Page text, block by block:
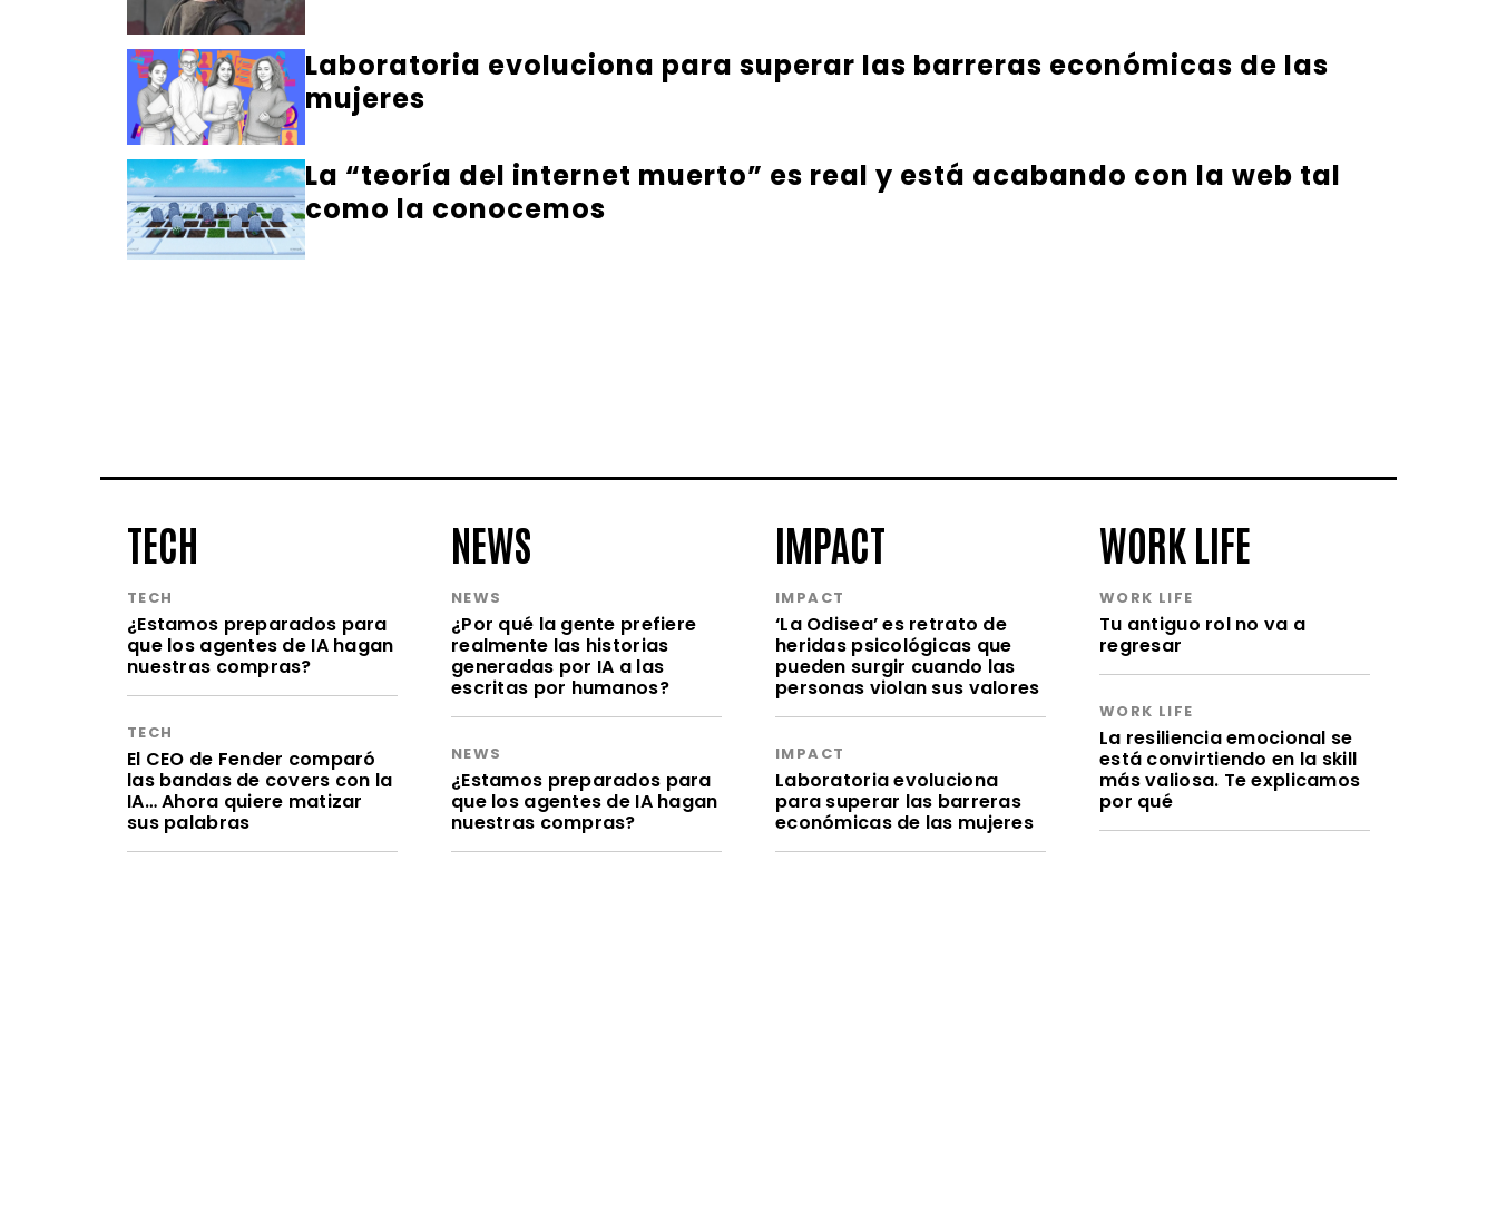
Laboratoria evoluciona para superar las barreras económicas de las
mujeres
La “teoría del internet muerto” es real y está acabando con la web tal
como la conocemos
TECH
TECH
¿Estamos preparados para
que los agentes de IA hagan
nuestras compras?
TECH
El CEO de Fender comparó
las bandas de covers con la
IA… Ahora quiere matizar
sus palabras
NEWS
NEWS
¿Por qué la gente prefiere
realmente las historias
generadas por IA a las
escritas por humanos?
NEWS
¿Estamos preparados para
que los agentes de IA hagan
nuestras compras?
IMPACT
IMPACT
‘La Odisea’ es retrato de
heridas psicológicas que
pueden surgir cuando las
personas violan sus valores
IMPACT
Laboratoria evoluciona
para superar las barreras
económicas de las mujeres
WORK LIFE
WORK LIFE
Tu antiguo rol no va a
regresar
WORK LIFE
La resiliencia emocional se
está convirtiendo en la skill
más valiosa. Te explicamos
por qué